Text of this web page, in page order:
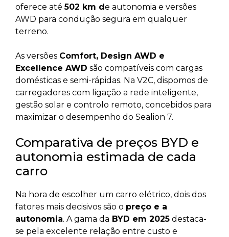
oferece até502 km d e autonomia e versões
AWD para condução segura em qualquer
terreno.
As versões Comfort, Design AWD e
Excellence AWD são compatíveis com cargas
domésticas e semi-rápidas. Na V2C, dispomos de
carregadores com ligação a rede inteligente,
gestão solar e controlo remoto, concebidos para
maximizar o desempenho do Sealion 7.
Comparativa de preços BYD e
autonomia estimada de cada
carro
Na hora de escolher um carro elétrico, dois dos
fatores mais decisivos são o preço e a
autonomia. A gama da BYD em 2025 destaca-
se pela excelente relação entre custo e